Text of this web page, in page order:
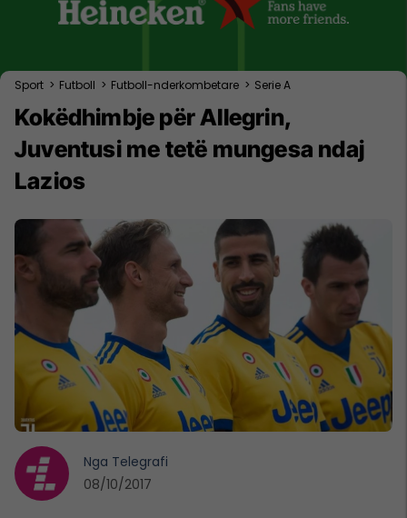
Sport > Futboll > Futboll-nderkombetare > Serie A
Kokëdhimbje për Allegrin,
Juventusi me tetë mungesa ndaj
Lazios
Nga Telegrafi
08/10/2017